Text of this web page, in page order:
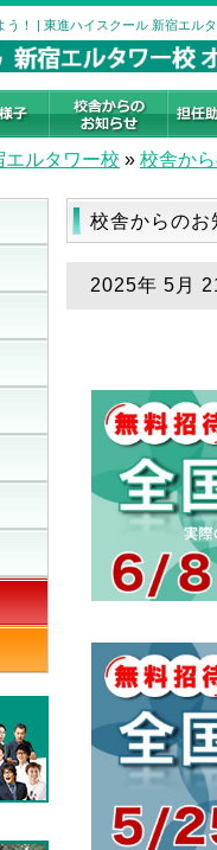
う！ | 東進ハイスクール 新宿エル
ルタワー校 » 校舎か
校舎からのお
2025年 5月